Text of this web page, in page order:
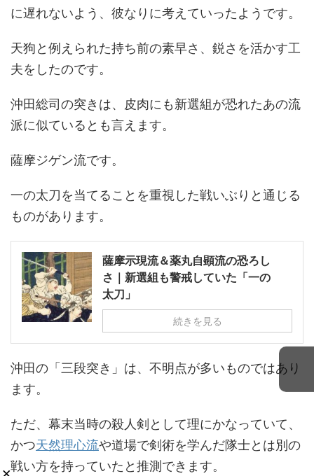
に遅れないよう、彼なりに考えていったようです。
天狗と例えられた持ち前の素早さ、鋭さを活かす工
夫をしたのです。
沖田総司の突きは、皮肉にも新選組が恐れたあの流
派に似ているとも言えます。
薩摩ジゲン流です。
一の太刀を当てることを重視した戦いぶりと通じる
ものがあります。
薩摩示現流＆薬丸自顕流の恐ろし
さ｜新選組も警戒していた「一の
太刀」
続きを見る
沖田の「三段突き」は、不明点が多いものではあり
ます。
ただ、幕末当時の殺人剣として理にかなっていて、
かつ天然理心流や道場で剣術を学んだ隊士とは別の
戦い方を持っていたと推測できます。